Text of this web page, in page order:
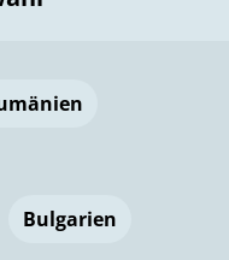
Bulgarien